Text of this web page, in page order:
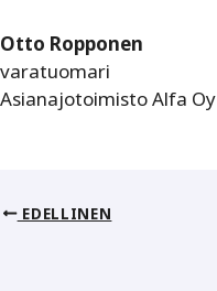
Otto Ropponen
varatuomari
Asianajotoimisto Alfa Oy
EDELLINEN